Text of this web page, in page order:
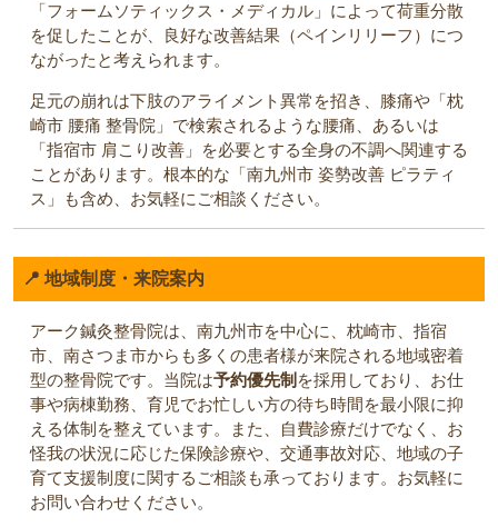
「フォームソティックス・メディカル」によって荷重分散
を促したことが、良好な改善結果（ペインリリーフ）につ
ながったと考えられます。
足元の崩れは下肢のアライメント異常を招き、膝痛や「枕
崎市 腰痛 整骨院」で検索されるような腰痛、あるいは
「指宿市 肩こり改善」を必要とする全身の不調へ関連する
ことがあります。根本的な「南九州市 姿勢改善 ピラティ
ス」も含め、お気軽にご相談ください。
📍 地域制度・来院案内
アーク鍼灸整骨院は、南九州市を中心に、枕崎市、指宿
市、南さつま市からも多くの患者様が来院される地域密着
型の整骨院です。当院は予約優先制 を採用しており、お仕
事や病棟勤務、育児でお忙しい方の待ち時間を最小限に抑
える体制を整えています。また、自費診療だけでなく、お
怪我の状況に応じた保険診療や、交通事故対応、地域の子
育て支援制度に関するご相談も承っております。お気軽に
お問い合わせください。